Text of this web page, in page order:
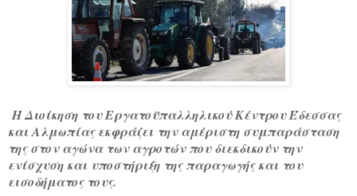
Η Διοίκηση του Εργατοϋπαλληλικού Κέντρου Έδεσσας
και Αλμωπίας εκφράζει την αμέριστη συμπαράσταση
της στον αγώνα των αγροτών που διεκδικούν την
ενίσχυση και υποστήριξη της παραγωγής και του
εισοδήματος τους.